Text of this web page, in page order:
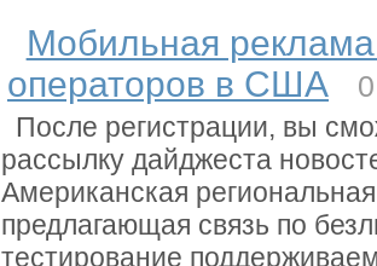
Мобильная
операторов в США
После регистрации, вы
рассылку дайджеста
Американская
предлагающая связь по
тестирование